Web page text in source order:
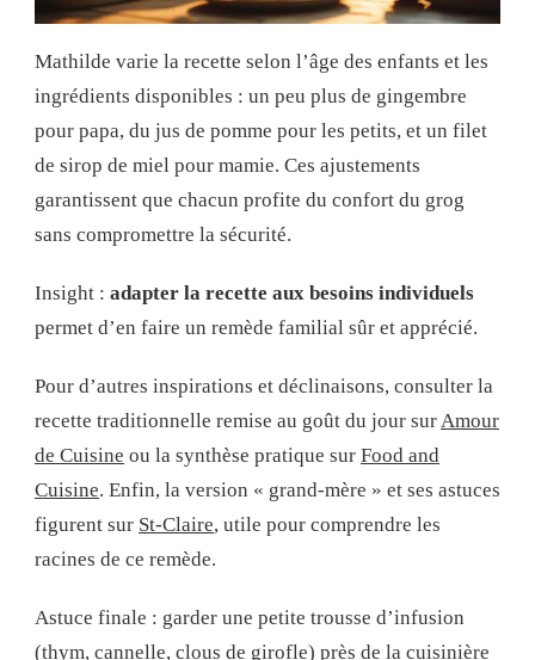
Mathilde varie la recette selon l’âge des enfants et les
ingrédients disponibles : un peu plus de gingembre
pour papa, du jus de pomme pour les petits, et un filet
de sirop de miel pour mamie. Ces ajustements
garantissent que chacun profite du confort du grog
sans compromettre la sécurité.
Insight : adapter la recette aux besoins individuels
permet d’en faire un remède familial sûr et apprécié.
Pour d’autres inspirations et déclinaisons, consulter la
recette traditionnelle remise au goût du jour sur Amour
de Cuisine ou la synthèse pratique sur Food and
Cuisine. Enfin, la version « grand-mère » et ses astuces
figurent sur St-Claire, utile pour comprendre les
racines de ce remède.
Astuce finale : garder une petite trousse d’infusion
(thym, cannelle, clous de girofle) près de la cuisinière